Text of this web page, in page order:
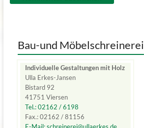
Bau-und Möbelschreinerei
Individuelle Gestaltungen mit Holz
Ulla Erkes-Jansen
Bistard 92
41751 Viersen
Tel.: 02162 / 6198
Fax.: 02162 / 81156